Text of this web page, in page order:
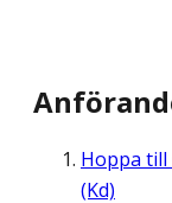
Hoppa till
(Kd)